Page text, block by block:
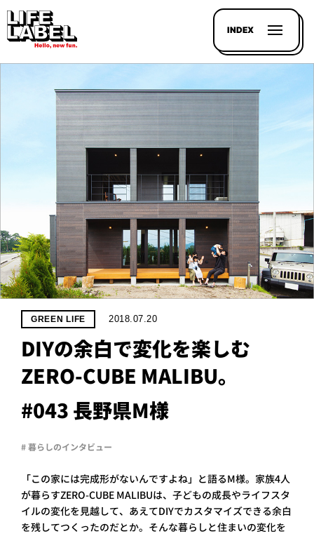
INDEX
記事を
探す
LL
HOUSE
LINE-
UP
WHAT’S
LIFE
はい
いいえ
GREEN LIFE 2018.07.20
DIYの余白で変化を楽しむ
ZERO-CUBE MALIBU。
#043 長野県M様
# 暮らしのインタビュー
「この家には完成形がないんですよね」と語るM様。家族4人
が暮らすZERO-CUBE MALIBUは、子どもの成長やライフスタ
イルの変化を見越して、あえてDIYでカスタマイズできる余白
を残してつくったのだとか。そんな暮らしと住まいの変化を